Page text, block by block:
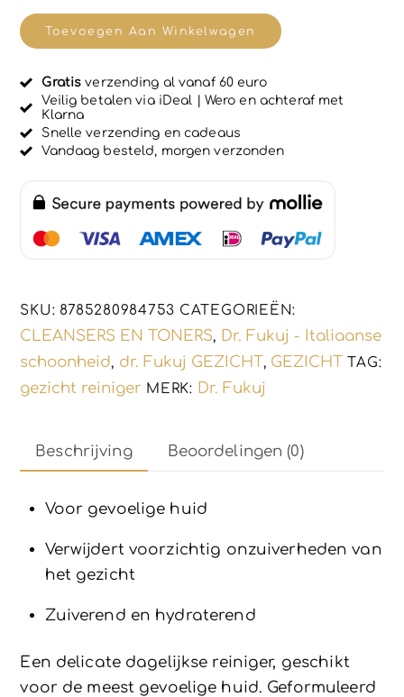
r
d
0
i
t
5
reiniging
gel
Aloe
-
huid
-
Italiaans
product
150ml
aantal
Toevoegen Aan Winkelwagen
Gratis verzending al vanaf 60 euro
Veilig betalen via iDeal | Wero en achteraf met
Klarna
Snelle verzending en cadeaus
Vandaag besteld, morgen verzonden
SKU: 8785280984753 CATEGORIEËN:
CLEANSERS EN TONERS, Dr. Fukuj - Italiaanse
schoonheid, dr. Fukuj GEZICHT, GEZICHT TAG:
gezicht reiniger MERK: Dr. Fukuj
Beschrijving Beoordelingen (0)
Voor gevoelige huid
Verwijdert voorzichtig onzuiverheden van
het gezicht
Zuiverend en hydraterend
Een delicate dagelijkse reiniger, geschikt
voor de meest gevoelige huid. Geformuleerd